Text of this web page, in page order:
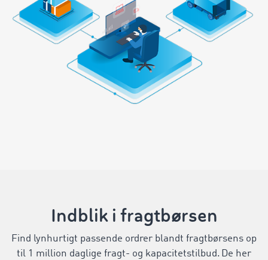
Indblik i fragtbørsen
Find lynhurtigt passende ordrer blandt fragtbørsens op
til 1 million daglige fragt- og kapacitetstilbud. De her